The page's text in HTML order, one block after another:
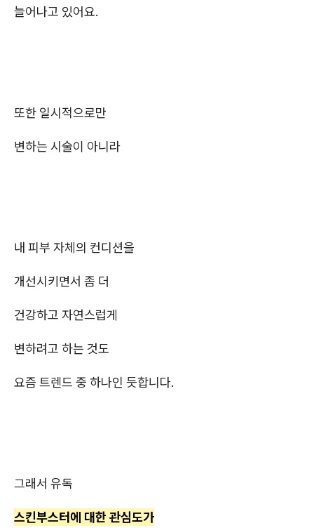
늘어나고 있어요.
또한 일시적으로만
변하는 시술이 아니라
내 피부 자체의 컨디션을
개선시키면서 좀 더
건강하고 자연스럽게
변하려고 하는 것도
요즘 트렌드 중 하나인 듯합니다.
그래서 유독
스킨부스터에 대한 관심도가